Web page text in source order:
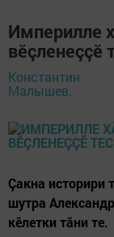
Империлле
вӗçленеççӗ
Константин
Малышев,
Çакна историри
шутра
кӗлетки тăни те.